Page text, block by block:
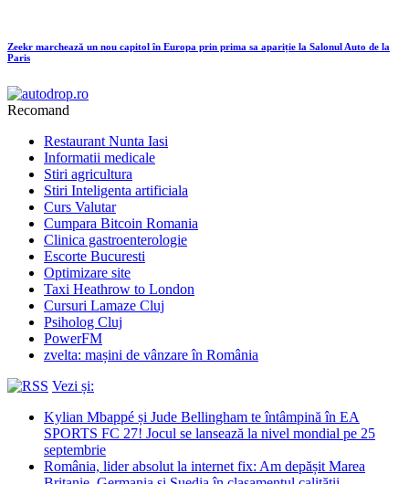
Zeekr marchează un nou capitol în Europa prin prima sa apariție la Salonul Auto de la
Paris
Recomand
Restaurant Nunta Iasi
Informatii medicale
Stiri agricultura
Stiri Inteligenta artificiala
Curs Valutar
Cumpara Bitcoin Romania
Clinica gastroenterologie
Escorte Bucuresti
Optimizare site
Taxi Heathrow to London
Cursuri Lamaze Cluj
Psiholog Cluj
PowerFM
zvelta: mașini de vânzare în România
Vezi și:
Kylian Mbappé și Jude Bellingham te întâmpină în EA
SPORTS FC 27! Jocul se lansează la nivel mondial pe 25
septembrie
România, lider absolut la internet fix: Am depășit Marea